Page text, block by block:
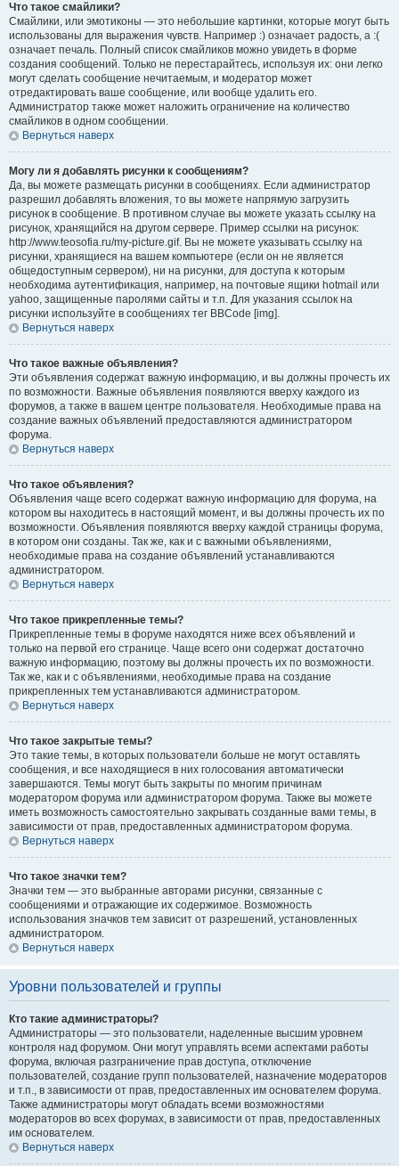
Что такое смайлики?
Смайлики, или эмотиконы — это небольшие картинки, которые могут быть
использованы для выражения чувств. Например :) означает радость, а :(
означает печаль. Полный список смайликов можно увидеть в форме
создания сообщений. Только не перестарайтесь, используя их: они легко
могут сделать сообщение нечитаемым, и модератор может
отредактировать ваше сообщение, или вообще удалить его.
Администратор также может наложить ограничение на количество
смайликов в одном сообщении.
Вернуться наверх
Могу ли я добавлять рисунки к сообщениям?
Да, вы можете размещать рисунки в сообщениях. Если администратор
разрешил добавлять вложения, то вы можете напрямую загрузить
рисунок в сообщение. В противном случае вы можете указать ссылку на
рисунок, хранящийся на другом сервере. Пример ссылки на рисунок:
http://www.teosofia.ru/my-picture.gif. Вы не можете указывать ссылку на
рисунки, хранящиеся на вашем компьютере (если он не является
общедоступным сервером), ни на рисунки, для доступа к которым
необходима аутентификация, например, на почтовые ящики hotmail или
yahoo, защищенные паролями сайты и т.п. Для указания ссылок на
рисунки используйте в сообщениях тег BBCode [img].
Вернуться наверх
Что такое важные объявления?
Эти объявления содержат важную информацию, и вы должны прочесть их
по возможности. Важные объявления появляются вверху каждого из
форумов, а также в вашем центре пользователя. Необходимые права на
создание важных объявлений предоставляются администратором
форума.
Вернуться наверх
Что такое объявления?
Объявления чаще всего содержат важную информацию для форума, на
котором вы находитесь в настоящий момент, и вы должны прочесть их по
возможности. Объявления появляются вверху каждой страницы форума,
в котором они созданы. Так же, как и с важными объявлениями,
необходимые права на создание объявлений устанавливаются
администратором.
Вернуться наверх
Что такое прикрепленные темы?
Прикрепленные темы в форуме находятся ниже всех объявлений и
только на первой его странице. Чаще всего они содержат достаточно
важную информацию, поэтому вы должны прочесть их по возможности.
Так же, как и с объявлениями, необходимые права на создание
прикрепленных тем устанавливаются администратором.
Вернуться наверх
Что такое закрытые темы?
Это такие темы, в которых пользователи больше не могут оставлять
сообщения, и все находящиеся в них голосования автоматически
завершаются. Темы могут быть закрыты по многим причинам
модератором форума или администратором форума. Также вы можете
иметь возможность самостоятельно закрывать созданные вами темы, в
зависимости от прав, предоставленных администратором форума.
Вернуться наверх
Что такое значки тем?
Значки тем — это выбранные авторами рисунки, связанные с
сообщениями и отражающие их содержимое. Возможность
использования значков тем зависит от разрешений, установленных
администратором.
Вернуться наверх
Уровни пользователей и группы
Кто такие администраторы?
Администраторы — это пользователи, наделенные высшим уровнем
контроля над форумом. Они могут управлять всеми аспектами работы
форума, включая разграничение прав доступа, отключение
пользователей, создание групп пользователей, назначение модераторов
и т.п., в зависимости от прав, предоставленных им основателем форума.
Также администраторы могут обладать всеми возможностями
модераторов во всех форумах, в зависимости от прав, предоставленных
им основателем.
Вернуться наверх